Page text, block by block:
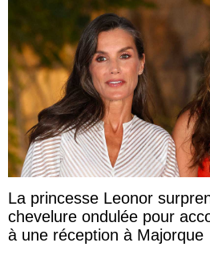
La princesse Leonor
chevelure ondulée pour
à une réception à Majorque